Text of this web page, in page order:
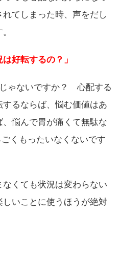
てしまった時、声をだし
好転するの？」
ゃないですか？ 心配する
るならば、悩む価値はあ
悩んで胃が痛くて無駄な
くもったいなくないです
くても状況は変わらない
いことに使うほうが絶対